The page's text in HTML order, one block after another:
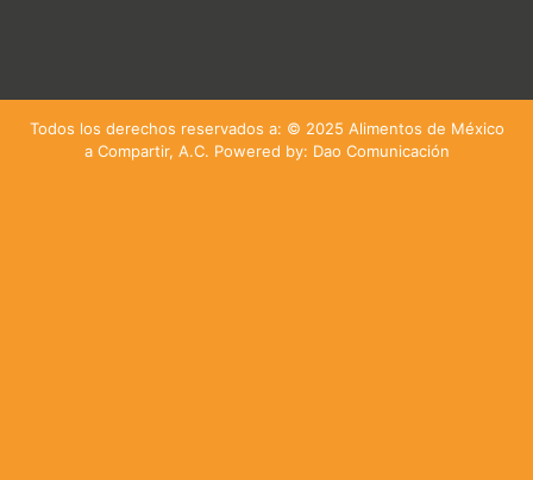
Todos los derechos reservados a: © 2025 Alimentos de México
a Compartir, A.C. Powered by: Dao Comunicación